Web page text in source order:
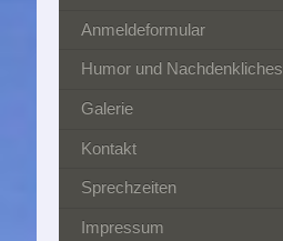
Anmeldeformular
Humor und Nachdenkliches
Galerie
Kontakt
Sprechzeiten
Impressum